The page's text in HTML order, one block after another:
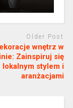
Older Post
wnętrz w
Zainspiruj się
lokalnym stylem i
aranżacjami